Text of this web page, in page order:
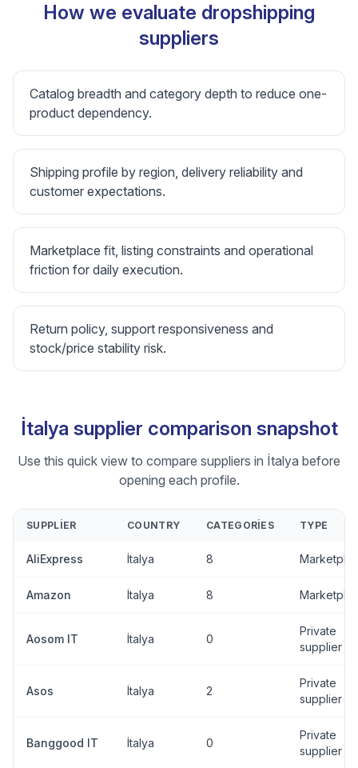
How we evaluate dropshipping
suppliers
Catalog breadth and category depth to reduce one-
product dependency.
Shipping profile by region, delivery reliability and
customer expectations.
Marketplace fit, listing constraints and operational
friction for daily execution.
Return policy, support responsiveness and
stock/price stability risk.
İtalya supplier comparison snapshot
Use this quick view to compare suppliers in İtalya before
opening each profile.
SUPPLIER COUNTRY CATEGORIES TYPE
AliExpress İtalya 8
Amazon İtalya 8
Aosom IT İtalya 0
Private
supplier
Asos İtalya 2
Private
supplier
Banggood IT İtalya 0
Private
supplier